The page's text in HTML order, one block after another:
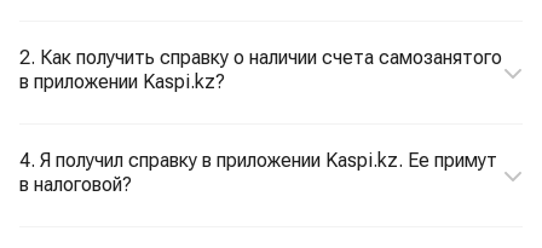
2. Как получить справку о наличии счета самозанятого
в приложении Kaspi.kz?
4. Я получил справку в приложении Kaspi.kz. Ее примут
в налоговой?